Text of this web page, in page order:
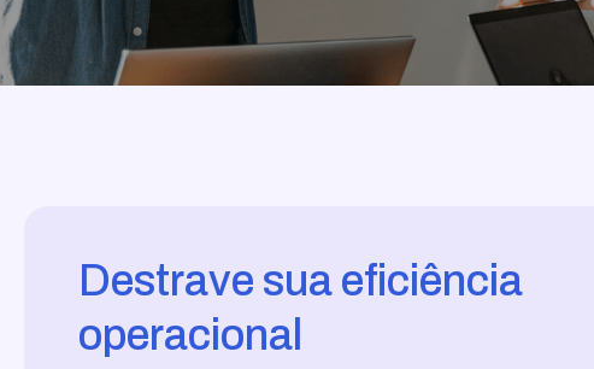
Destrave sua eficiência
operacional